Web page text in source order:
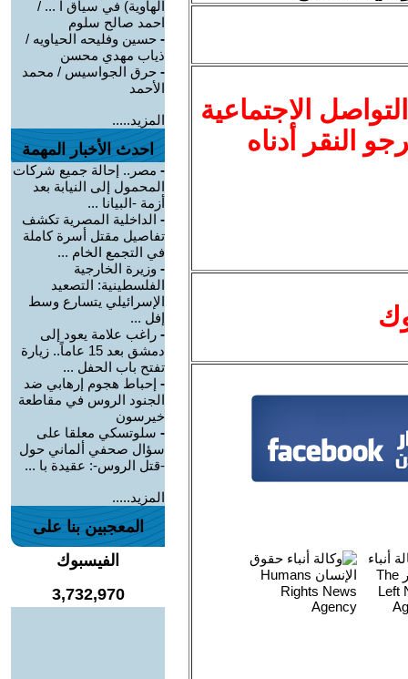
الاجتماعية
النقر أدناه
الهاوية) في سياق ا ... /
احمد صالح سلوم
- حسين وفليحه الحياويه /
ذياب مهدي محسن
- حرق الجواسيس / محمد
الأحمد
المزيد.....
احدث الأخبار المهمة
- مصر.. إحالة جميع شركات
المحمول إلى النيابة بعد
أزمة -البيانا ...
- الداخلية المصرية تكشف
تفاصيل مقتل أسرة كاملة
في التجمع الخام ...
- وزيرة الخارجية
الفلسطينية: التصعيد
الإسرائيلي يتسارع وسط
إفل ...
- راغب علامة يعود إلى
دمشق بعد 15 عاماً.. زيارة
تفتح باب الحفل ...
- إحباط هجوم إرهابي ضد
الجنود الروس في مقاطعة
خيرسون
- سلوتسكي معلقا على
سؤال صحفي ألماني حول
-قتل الروس-: عقيدة با ...
المزيد.....
المعجبين بنا على
الفيسبوك
3,732,970